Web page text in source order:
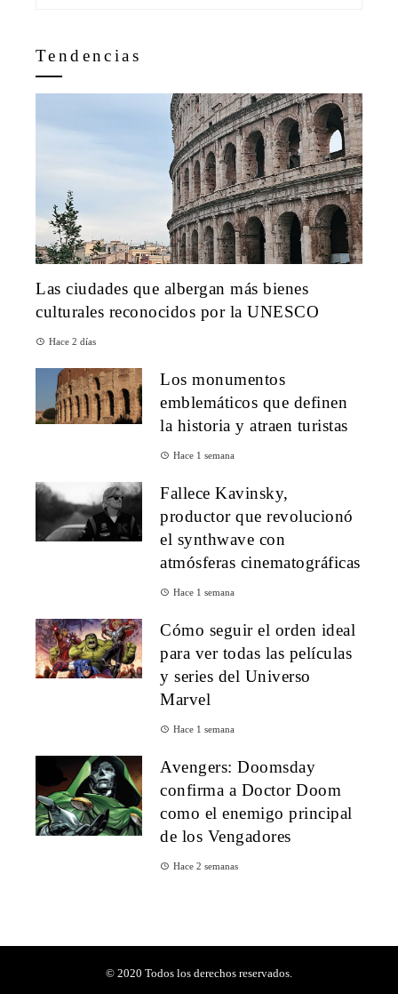
Tendencias
Las ciudades que albergan más bienes
culturales reconocidos por la UNESCO
Hace 2 días
Los monumentos
emblemáticos que definen
la historia y atraen turistas
Hace 1 semana
Fallece Kavinsky,
productor que revolucionó
el synthwave con
atmósferas cinematográficas
Hace 1 semana
Cómo seguir el orden ideal
para ver todas las películas
y series del Universo
Marvel
Hace 1 semana
Avengers: Doomsday
confirma a Doctor Doom
como el enemigo principal
de los Vengadores
Hace 2 semanas
© 2020 Todos los derechos reservados.